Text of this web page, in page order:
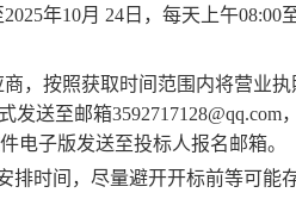
2025年10月 24日 ，每天上午08:00
商，按照获取时间范围内将营业
发送至邮箱3592717128@qq.com
电子版发送至投标人报名邮箱。
排时间，尽量避开开标前等可能